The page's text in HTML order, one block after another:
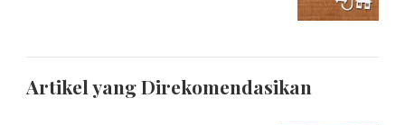
Artikel yang Direkomendasikan